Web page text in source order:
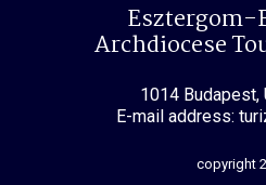
Esztergom-
Archdiocese
1014 Budapest,
E-mail address:
copyright